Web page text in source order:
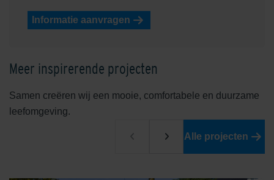
Informatie aanvragen
Meer inspirerende projecten
Samen creëren wij een mooie, comfortabele en duurzame
leefomgeving.
Alle projecten